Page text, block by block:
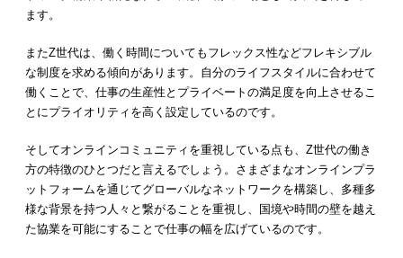
ます。
またZ世代は、働く時間についてもフレックス性などフレキシブル
な制度を求める傾向があります。自分のライフスタイルに合わせて
働くことで、仕事の生産性とプライベートの満足度を向上させるこ
とにプライオリティを高く設定しているのです。
そしてオンラインコミュニティを重視している点も、Z世代の働き
方の特徴のひとつだと言えるでしょう。さまざまなオンラインプラ
ットフォームを通じてグローバルなネットワークを構築し、多種多
様な背景を持つ人々と繋がることを重視し、国境や時間の壁を越え
た協業を可能にすることで仕事の幅を広げているのです。